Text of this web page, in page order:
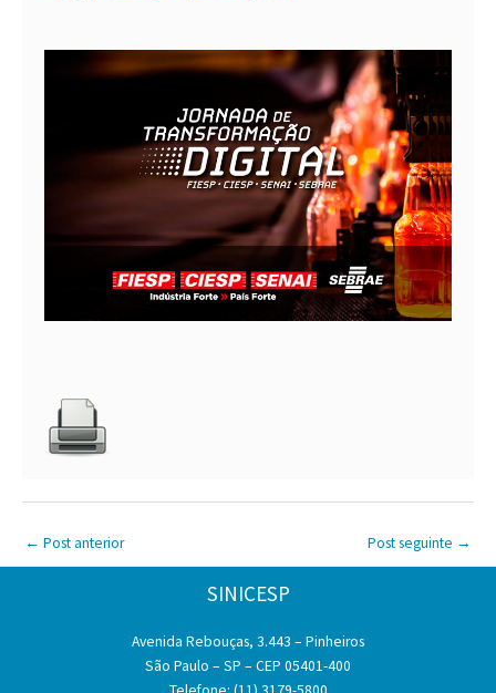
← Post anterior Post seguinte →
SINICESP
Avenida Rebouças, 3.443 – Pinheiros
São Paulo – SP – CEP 05401-400